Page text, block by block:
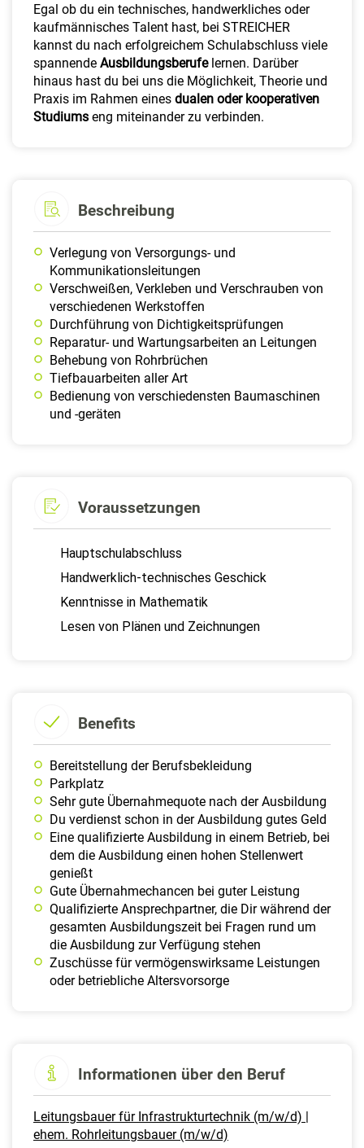
Egal ob du ein technisches, handwerkliches oder
kaufmännisches Talent hast, bei STREICHER
kannst du nach erfolgreichem Schulabschluss viele
spannende Ausbildungsberufelernen. Darüber
hinaus hast du bei uns die Möglichkeit, Theorie und
Praxis im Rahmen eines dualen oder kooperativen
Studiums eng miteinander zu verbinden.
Beschreibung
Verlegung von Versorgungs- und
Kommunikationsleitungen
Verschweißen, Verkleben und Verschrauben von
verschiedenen Werkstoffen
Durchführung von Dichtigkeitsprüfungen
Reparatur- und Wartungsarbeiten an Leitungen
Behebung von Rohrbrüchen
Tiefbauarbeiten aller Art
Bedienung von verschiedensten Baumaschinen
und -geräten
Voraussetzungen
Hauptschulabschluss
Handwerklich-technisches Geschick
Kenntnisse in Mathematik
Lesen von Plänen und Zeichnungen
Benefits
Bereit­stellung der Berufs­beklei­dung
Parkplatz
Sehr gute Übernahmequote nach der Ausbildung
Du verdienst schon in der Ausbildung gutes Geld
Eine qualifizierte Ausbildung in einem Betrieb, bei
dem die Ausbildung einen hohen Stellenwert
genießt
Gute Übernahmechancen bei guter Leistung
Qualifizierte Ansprechpartner, die Dir während der
gesamten Ausbildungszeit bei Fragen rund um
die Ausbildung zur Verfügung stehen
Zuschüsse für vermögenswirksame Leistungen
oder betriebliche Altersvorsorge
Informationen über den Beruf
Leitungsbauer für Infrastrukturtechnik (m/w/d) |
ehem. Rohrleitungsbauer (m/w/d)